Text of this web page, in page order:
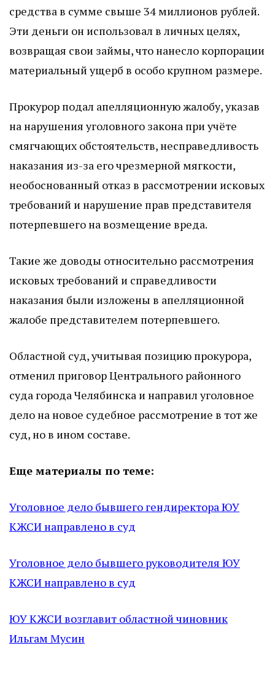
средства в сумме свыше 34 миллионов рублей.
Эти деньги он использовал в личных целях,
возвращая свои займы, что нанесло корпорации
материальный ущерб в особо крупном размере.
Прокурор подал апелляционную жалобу, указав
на нарушения уголовного закона при учёте
смягчающих обстоятельств, несправедливость
наказания из-за его чрезмерной мягкости,
необоснованный отказ в рассмотрении исковых
требований и нарушение прав представителя
потерпевшего на возмещение вреда.
Такие же доводы относительно рассмотрения
исковых требований и справедливости
наказания были изложены в апелляционной
жалобе представителем потерпевшего.
Областной суд, учитывая позицию прокурора,
отменил приговор Центрального районного
суда города Челябинска и направил уголовное
дело на новое судебное рассмотрение в тот же
суд, но в ином составе.
Еще материалы по теме:
Уголовное дело бывшего гендиректора ЮУ
КЖСИ направлено в суд
Уголовное дело бывшего руководителя ЮУ
КЖСИ направлено в суд
ЮУ КЖСИ возглавит областной чиновник
Ильгам Мусин